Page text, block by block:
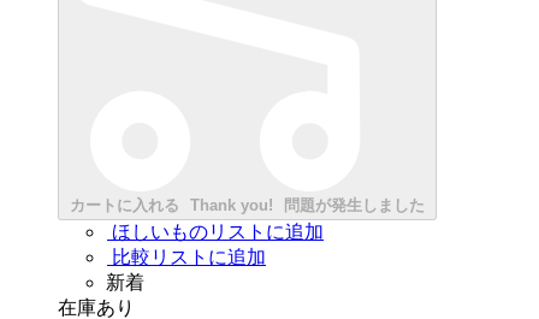
カートに入れる Thank you! 問題が発生しました
ほしいものリストに追加
比較リストに追加
新着
在庫あり